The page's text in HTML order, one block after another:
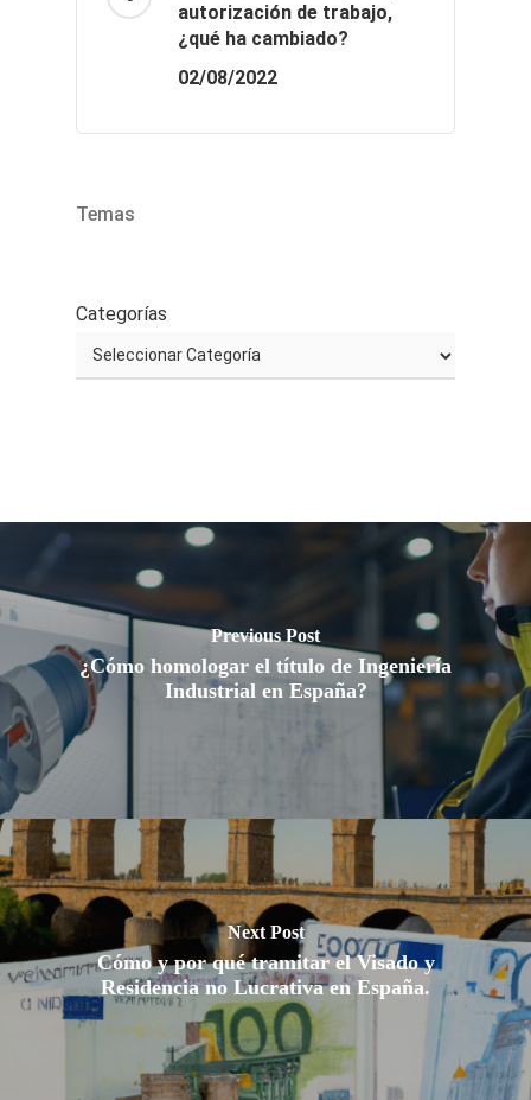
autorización de trabajo,
¿qué ha cambiado?
02/08/2022
Temas
Categorías
Previous Post
¿Cómo homologar el título de Ingeniería
Industrial en España?
Next Post
Cómo y por qué tramitar el Visado y
Residencia no Lucrativa en España.